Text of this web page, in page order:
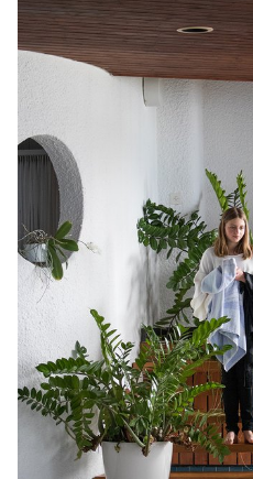
édition Axel Bezençon